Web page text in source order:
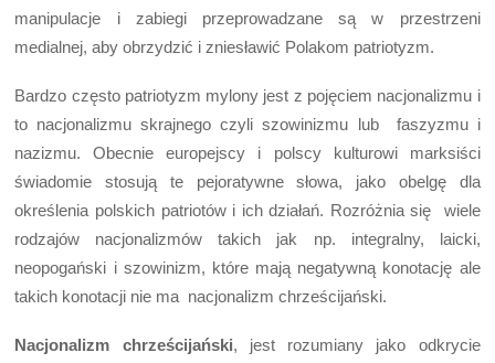
manipulacje i zabiegi przeprowadzane są w przestrzeni
medialnej, aby obrzydzić i zniesławić Polakom patriotyzm.
Bardzo często patriotyzm mylony jest z pojęciem nacjonalizmu i
to nacjonalizmu skrajnego czyli szowinizmu lub faszyzmu i
nazizmu. Obecnie europejscy i polscy kulturowi marksiści
świadomie stosują te pejoratywne słowa, jako obelgę dla
określenia polskich patriotów i ich działań. Rozróżnia się wiele
rodzajów nacjonalizmów takich jak np. integralny, laicki,
neopogański i szowinizm, które mają negatywną konotację ale
takich konotacji nie ma nacjonalizm chrześcijański.
Nacjonalizm chrześcijański, jest rozumiany jako odkrycie